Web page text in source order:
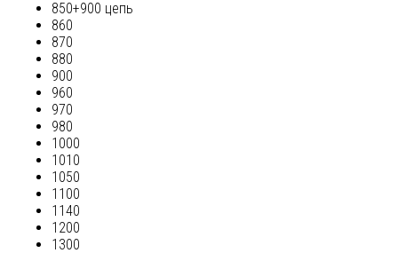
850+900 цепь
860
870
880
900
960
970
980
1000
1010
1050
1100
1140
1200
1300